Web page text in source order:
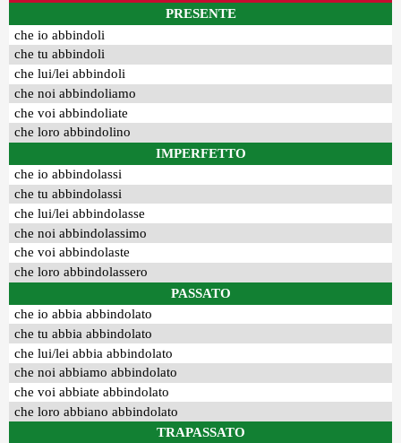
PRESENTE
che io abbindoli
che tu abbindoli
che lui/lei abbindoli
che noi abbindoliamo
che voi abbindoliate
che loro abbindolino
IMPERFETTO
che io abbindolassi
che tu abbindolassi
che lui/lei abbindolasse
che noi abbindolassimo
che voi abbindolaste
che loro abbindolassero
PASSATO
che io abbia abbindolato
che tu abbia abbindolato
che lui/lei abbia abbindolato
che noi abbiamo abbindolato
che voi abbiate abbindolato
che loro abbiano abbindolato
TRAPASSATO